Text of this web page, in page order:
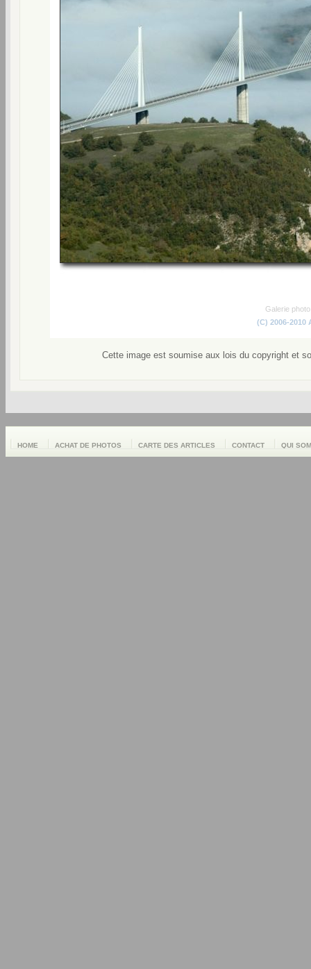
Galerie
(C) 2006-2010
Cette image est soumise aux lois du copyright et
HOME ACHAT DE PHOTOS CARTE DES ARTICLES CONTACT QUI